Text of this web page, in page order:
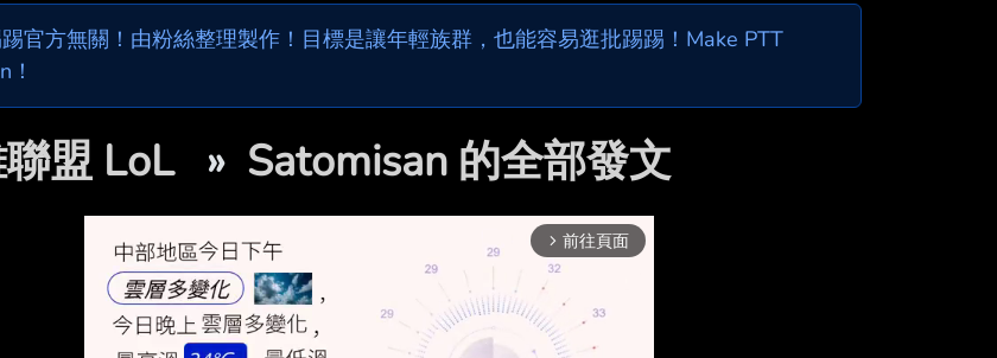
官方無關！由粉絲整理製作！目標是讓年輕族群，也能容易逛批踢踢！Make PTT
盟 LoL » Satomisan 的全部發文
arrow_forward_ios 前往頁面